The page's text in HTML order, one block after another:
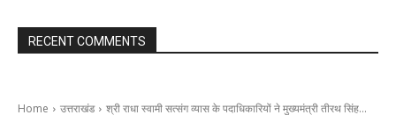
RECENT COMMENTS